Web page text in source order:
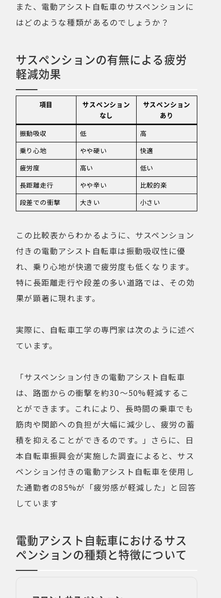
また、電動アシスト自転車のサスペンションに
はどのような種類があるのでしょうか？
サスペンションの有無による疲労
軽減効果
項目
サスペンション
なし
サスペンション
あり
振動吸収
低
高
乗り心地
やや硬い
快適
疲労度
高い
低い
長距離走行
やや辛い
比較的楽
段差での衝撃
大きい 小さい
この比較表からわかるように、サスペンション
付きの電動アシスト自転車は振動吸収性に優
れ、乗り心地が快適で疲労度も低くなります。
特に長距離走行や段差の多い道路では、その効
果が顕著に現れます。
実際に、自転車工学の専門家は次のように述べ
ています。
「サスペンション付きの電動アシスト自転車
は、路面からの衝撃を約30〜50%軽減するこ
とができます。これにより、長時間の乗車でも
筋肉や関節への負担が大幅に減少し、疲労の蓄
積を抑えることができるのです。」さらに、日
本自転車振興会が実施した調査によると、サス
ペンション付きの電動アシスト自転車を使用し
た通勤者の85%が「疲労感が軽減した」と回答
しています
電動アシスト自転車におけるサス
ペンションの種類と特徴について